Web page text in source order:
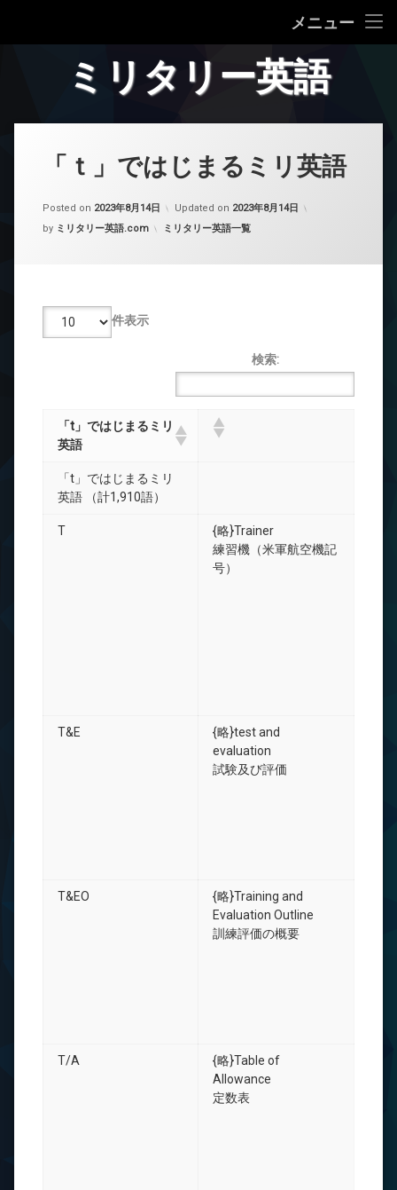
メニュー
ミリ英語 一覧
ミリタリー英語
「ｔ」ではじまるミリ英語
Posted on 2023年8月14日 Updated on 2023年8月14日
by ミリタリー英語.com カテゴリー:
ミリタリー英語一覧
件表示
検索:
「t」ではじまるミリ
英語
「t」ではじまるミリ
英語 （計1,910語）
T
{略}Trainer
練習機（米軍航空機記
号）
T&E
{略}test and
evaluation
試験及び評価
T&EO
{略}Training and
Evaluation Outline
訓練評価の概要
T/A
{略}Table of
Allowance
定数表